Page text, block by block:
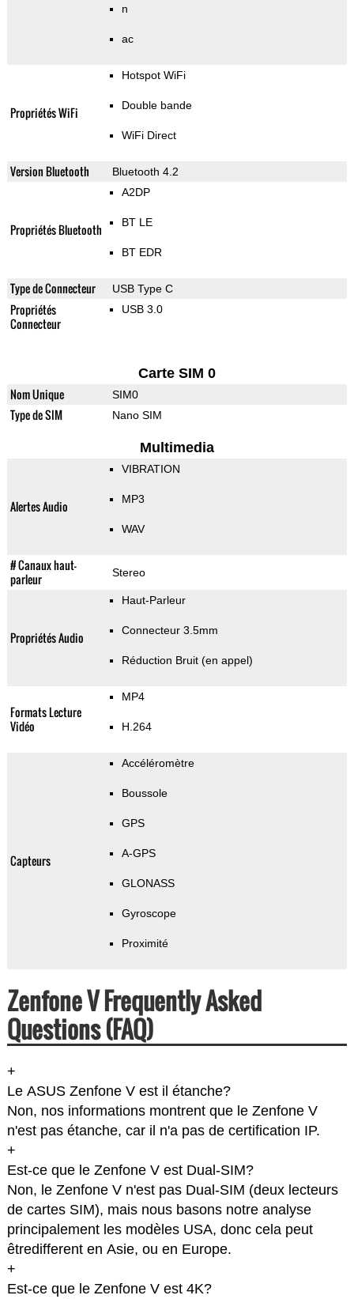
n
ac
Propriétés WiFi
Hotspot WiFi
Double bande
WiFi Direct
Version Bluetooth Bluetooth 4.2
Propriétés Bluetooth
A2DP
BT LE
BT EDR
Type de Connecteur USB Type C
Propriétés
Connecteur
USB 3.0
Carte SIM 0
Nom Unique SIM0
Type de SIM Nano SIM
Multimedia
Alertes Audio
VIBRATION
MP3
WAV
# Canaux haut-
parleur
Stereo
Propriétés Audio
Haut-Parleur
Connecteur 3.5mm
Réduction Bruit (en appel)
Formats Lecture
Vidéo
MP4
H.264
Capteurs
Accéléromètre
Boussole
GPS
A-GPS
GLONASS
Gyroscope
Proximité
Zenfone V Frequently Asked
Questions (FAQ)
+
Le ASUS Zenfone V est il étanche?
Non, nos informations montrent que le Zenfone V
n'est pas étanche, car il n'a pas de certification IP.
+
Est-ce que le Zenfone V est Dual-SIM?
Non, le Zenfone V n'est pas Dual-SIM (deux lecteurs
de cartes SIM), mais nous basons notre analyse
principalement les modèles USA, donc cela peut
êtredifferent en Asie, ou en Europe.
+
Est-ce que le Zenfone V est 4K?